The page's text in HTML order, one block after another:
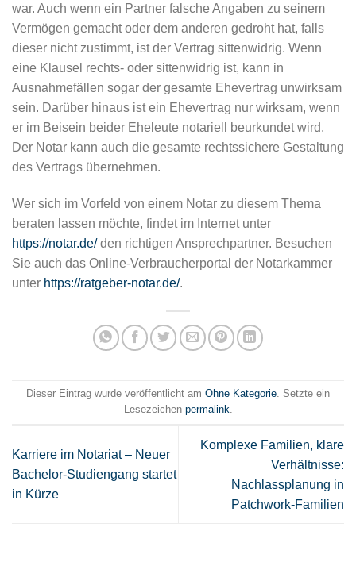
war. Auch wenn ein Partner falsche Angaben zu seinem
Vermögen gemacht oder dem anderen gedroht hat, falls
dieser nicht zustimmt, ist der Vertrag sittenwidrig. Wenn
eine Klausel rechts- oder sittenwidrig ist, kann in
Ausnahmefällen sogar der gesamte Ehevertrag unwirksam
sein. Darüber hinaus ist ein Ehevertrag nur wirksam, wenn
er im Beisein beider Eheleute notariell beurkundet wird.
Der Notar kann auch die gesamte rechtssichere Gestaltung
des Vertrags übernehmen.
Wer sich im Vorfeld von einem Notar zu diesem Thema
beraten lassen möchte, findet im Internet unter
https://notar.de/den richtigen Ansprechpartner. Besuchen
Sie auch das Online-Verbraucherportal der Notarkammer
unter https://ratgeber-notar.de/.
Dieser Eintrag wurde veröffentlicht am Ohne Kategorie. Setzte ein
Lesezeichen permalink.
Karriere im Notariat – Neuer
Bachelor-Studiengang startet
in Kürze
Komplexe Familien, klare
Verhältnisse:
Nachlassplanung in
Patchwork-Familien